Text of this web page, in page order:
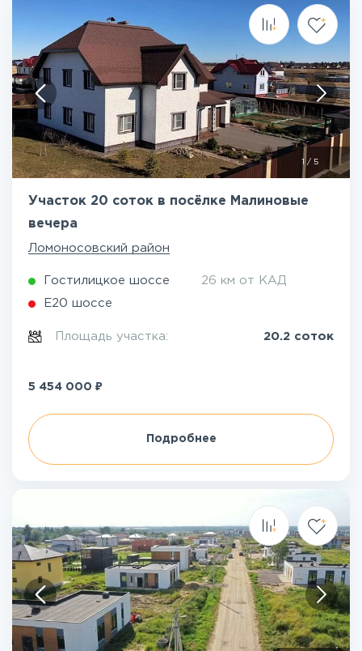
/ 5
Участок 20 соток в посёлке Малиновые
вечера
Ломоносовский район
Гостилицкое шоссе 26 км от КАД
Е20 шоссе
Площадь участка: 20.2 соток
5 454 000 ₽
Подробнее